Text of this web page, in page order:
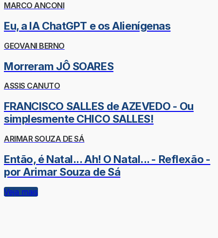
MARCO ANCONI
Eu, a IA ChatGPT e os Alienígenas
GEOVANI BERNO
Morreram JÔ SOARES
ASSIS CANUTO
FRANCISCO SALLES de AZEVEDO - Ou
simplesmente CHICO SALLES!
ARIMAR SOUZA DE SÁ
Então, é Natal... Ah! O Natal... - Reflexão -
por Arimar Souza de Sá
Veja mais